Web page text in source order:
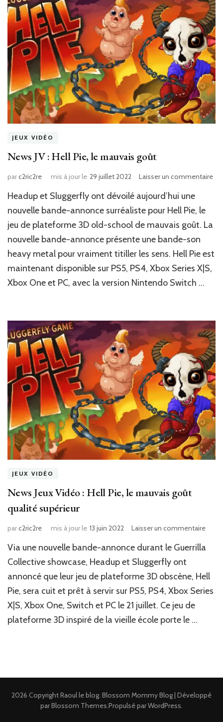
JEUX VIDÉO
News JV : Hell Pie, le mauvais goût
parc2ric2re mis à jour le 29 juillet 2022 Laisser un commentairesur
‎Headup‎‎ et‎‎ Sluggerfly ‎‎ont dévoilé aujourd’hui une
nouvelle bande-annonce surréaliste pour‎‎ Hell Pie‎‎, le
jeu de plateforme 3D old-school de mauvais goût. La
nouvelle bande-annonce présente une bande-son
heavy metal pour vraiment titiller les sens. ‎‎Hell Pie ‎‎est
maintenant disponible sur PS5, PS4, Xbox Series X|S,
Xbox One et PC, avec la version Nintendo Switch …
JEUX VIDÉO
News Jeux Vidéo : Hell Pie, le mauvais goût
qualité supérieur
parc2ric2re mis à jour le 13 juin 2022 Laisser un commentairesur
Jeux
Hell
Pie,
Via une nouvelle bande-annonce durant le Guerrilla
Collective showcase,‎‎ Headup‎‎ et‎‎ ‎‎Sluggerfly‎‎ ont
annoncé que leur jeu de plateforme 3D obscène, ‎‎Hell
Pie‎‎, sera cuit et prêt à servir sur PS5, PS4, Xbox Series
X|S, Xbox One, Switch et PC le 21 juillet. Ce jeu de
plateforme 3D inspiré de la vieille école porte le …
2026 CopyrightRaoul le blog. Blossom Mommy Blog | Développé
parBlossom Themes.Propulsé parWordPress.